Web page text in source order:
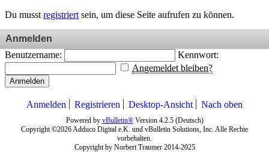
Du musst registriert sein, um diese Seite aufrufen zu können.
Anmelden
Benutzername:
Kennwort:
Angemeldet bleiben?
Anmelden
Anmelden Registrieren Desktop-Ansicht Nach oben
Powered by vBulletin®Version 4.2.5 (Deutsch)
Copyright ©2026 Adduco Digital e.K. und vBulletin Solutions, Inc. Alle Rechte
vorbehalten.
Copyright by Norbert Traumer 2014-2025